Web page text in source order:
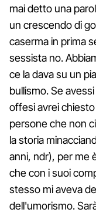
mai detto una
un crescendo di
caserma in prima
sessista no.
ce la dava su un
bullismo. Se
offesi avrei
persone che non
la storia
anni, ndr), per me
che con i suoi
stesso mi aveva
dell'umorismo.